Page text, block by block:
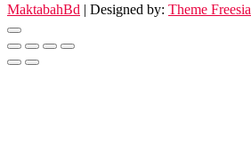
MaktabahBd | Designed by: Theme Freesia
Go
to
top